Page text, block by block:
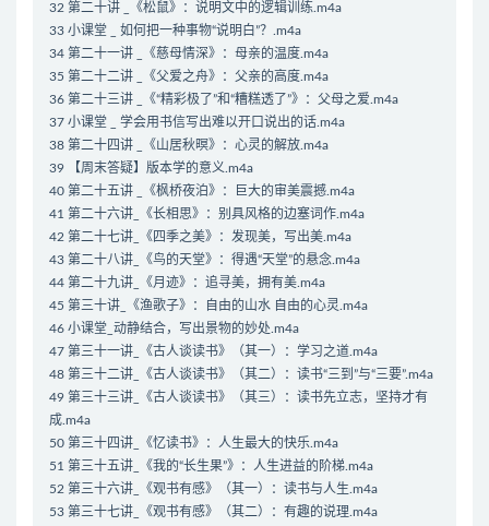
32 第二十讲 _《松鼠》：说明文中的逻辑训练.m4a
33 小课堂 _ 如何把一种事物“说明白”？.m4a
34 第二十一讲 _《慈母情深》：母亲的温度.m4a
35 第二十二讲 _《父爱之舟》：父亲的高度.m4a
36 第二十三讲 _《“精彩极了”和“糟糕透了”》：父母之爱.m4a
37 小课堂 _ 学会用书信写出难以开口说出的话.m4a
38 第二十四讲 _《山居秋暝》：心灵的解放.m4a
39 【周末答疑】版本学的意义.m4a
40 第二十五讲 _《枫桥夜泊》：巨大的审美震撼.m4a
41 第二十六讲_《长相思》：别具风格的边塞词作.m4a
42 第二十七讲_《四季之美》：发现美，写出美.m4a
43 第二十八讲_《鸟的天堂》：得遇“天堂”的悬念.m4a
44 第二十九讲_《月迹》：追寻美，拥有美.m4a
45 第三十讲_《渔歌子》：自由的山水 自由的心灵.m4a
46 小课堂_动静结合，写出景物的妙处.m4a
47 第三十一讲_《古人谈读书》（其一）：学习之道.m4a
48 第三十二讲_《古人谈读书》（其二）：读书“三到”与“三要”.m4a
49 第三十三讲_《古人谈读书》（其三）：读书先立志，坚持才有
成.m4a
50 第三十四讲_《忆读书》：人生最大的快乐.m4a
51 第三十五讲_《我的“长生果”》：人生进益的阶梯.m4a
52 第三十六讲_《观书有感》（其一）：读书与人生.m4a
53 第三十七讲_《观书有感》（其二）：有趣的说理.m4a